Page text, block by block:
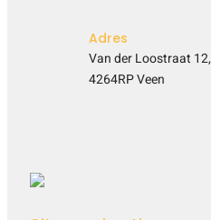
Adres
Van der Loostraat 12,
4264RP Veen